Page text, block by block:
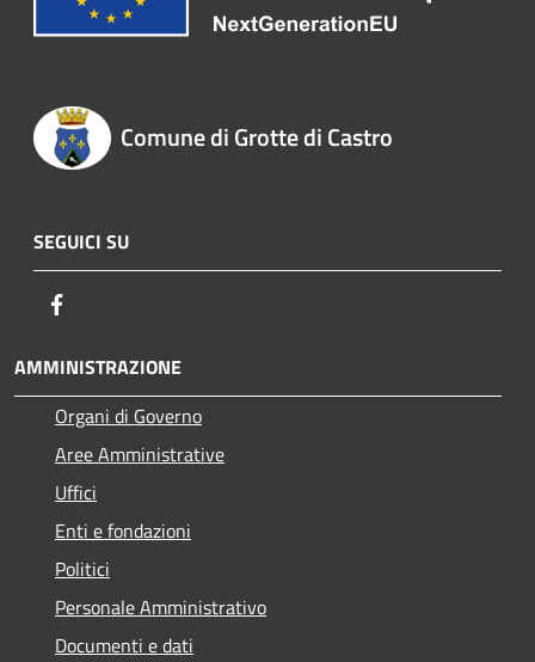
Comune di Grotte di Castro
SEGUICI SU
AMMINISTRAZIONE
Organi di Governo
Aree Amministrative
Uffici
Enti e fondazioni
Politici
Personale Amministrativo
Documenti e dati